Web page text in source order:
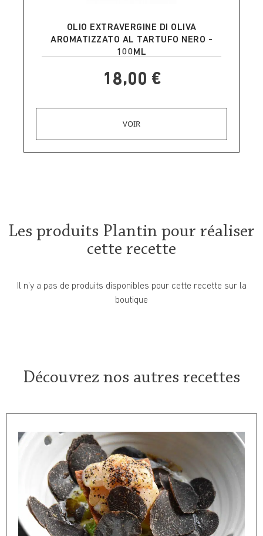
OLIO EXTRAVERGINE DI OLIVA
AROMATIZZATO AL TARTUFO NERO -
100ML
18,00 €
Les produits Plantin pour réaliser
cette recette
Il n’y a pas de produits disponibles pour cette recette sur la
boutique
Découvrez nos autres recettes